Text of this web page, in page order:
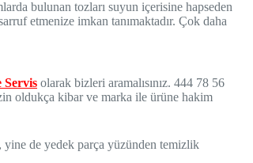
bulunan tozları suyun içerisine hapseden
etmenize imkan tanımaktadır. Çok daha
Servis olarak bizleri aramalısınız. 444 78 56
oldukça kibar ve marka ile ürüne hakim
yine de yedek parça yüzünden temizlik